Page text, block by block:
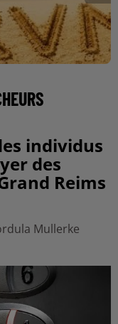
individus
des
Reims
Mullerke